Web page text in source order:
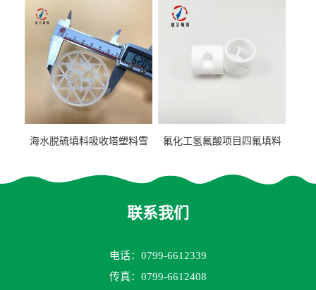
海水脱硫填料吸收塔塑料雪
氟化工氢氟酸项目四氟填料
蚀
联系我们
电话：0799-6612339
传真：0799-6612408